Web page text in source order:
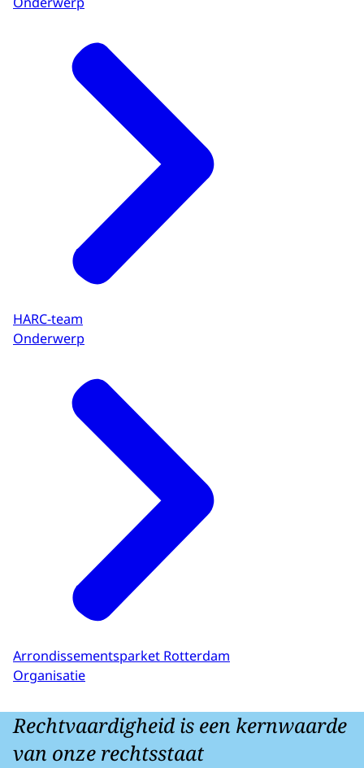
HARC-team
Onderwerp
Arrondissementsparket Rotterdam
Organisatie
Rechtvaardigheid is een kernwaarde
van onze rechtsstaat